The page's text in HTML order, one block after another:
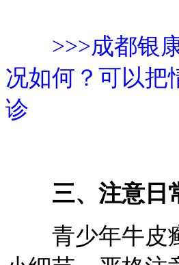
>>>成都银
况如何？可以把
诊
三、注意日
青少年牛皮癣